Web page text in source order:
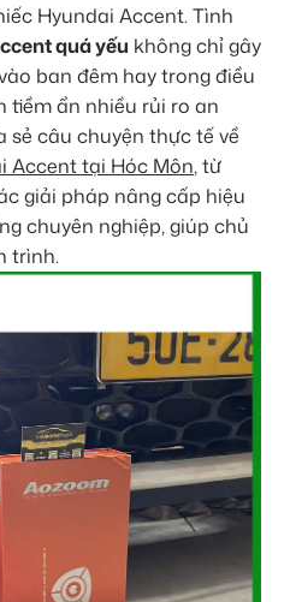
Hyundai Accent. Tình
quá yếu không chỉ gây
ban đêm hay trong điều
tiềm ẩn nhiều rủi ro an
sẻ câu chuyện thực tế về
Accent tại Hóc Môn, từ
giải pháp nâng cấp hiệu
chuyên nghiệp, giúp chủ
trình.